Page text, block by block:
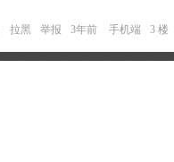
拉黑 举报 3年前 手机端 3 楼